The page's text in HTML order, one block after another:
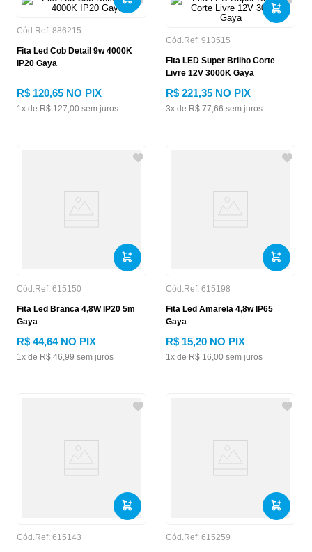
Cód.Ref: 886215
Fita Led Cob Detail 9w 4000K
IP20 Gaya
R$ 120,65 NO PIX
1x de R$ 127,00 sem juros
Cód.Ref: 913515
Fita LED Super Brilho Corte
Livre 12V 3000K Gaya
R$ 221,35 NO PIX
3x de R$ 77,66 sem juros
Cód.Ref: 615150
Fita Led Branca 4,8W IP20 5m
Gaya
R$ 44,64NO PIX
1x de R$ 46,99 sem juros
Cód.Ref: 615198
Fita Led Amarela 4,8w IP65
Gaya
R$ 15,20 NO PIX
1x de R$ 16,00 sem juros
Cód.Ref: 615143 Cód.Ref: 615259